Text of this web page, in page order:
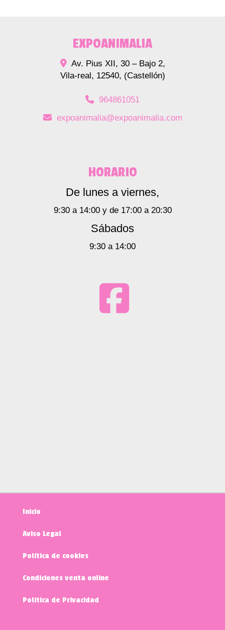
EXPOANIMALIA
Av. Pius XII, 30 – Bajo 2,
Vila-real, 12540, (Castellón)
964861051
expoanimalia
expoanimalia.com
HORARIO
De lunes a viernes,
9:30 a 14:00 y de 17:00 a 20:30
Sábados
9:30 a 14:00
Inicio
Aviso Legal
Política de cookies
Condiciones venta online
Política de Privacidad